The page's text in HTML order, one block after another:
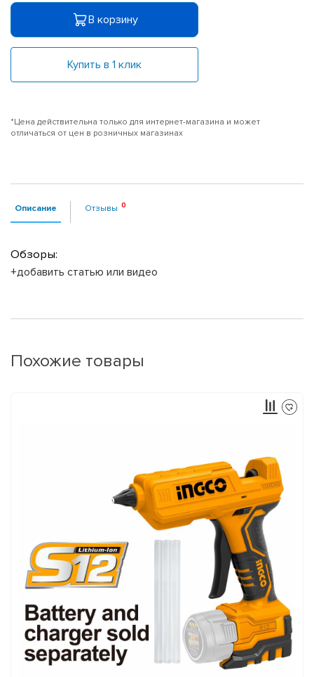
В корзину
Купить в 1 клик
*Цена действительна только для интернет-магазина и может
отличаться от цен в розничных магазинах
Описание Отзывы
Обзоры:
+добавить статью или видео
Похожие товары